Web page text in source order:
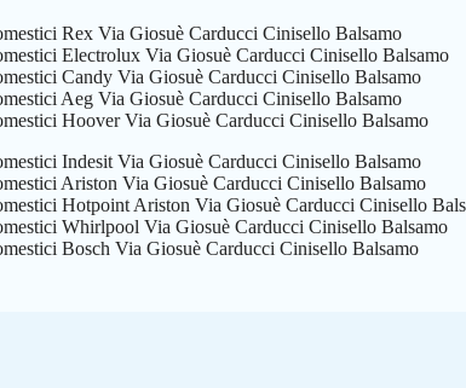
Rex Via Giosuè Carducci Cinisello Balsamo
Electrolux Via Giosuè Carducci Cinisello Balsamo
Candy Via Giosuè Carducci Cinisello Balsamo
Aeg Via Giosuè Carducci Cinisello Balsamo
Hoover Via Giosuè Carducci Cinisello Balsamo
Indesit Via Giosuè Carducci Cinisello Balsamo
Ariston Via Giosuè Carducci Cinisello Balsamo
Hotpoint Ariston Via Giosuè Carducci Cinisello
Whirlpool Via Giosuè Carducci Cinisello Balsamo
Bosch Via Giosuè Carducci Cinisello Balsamo